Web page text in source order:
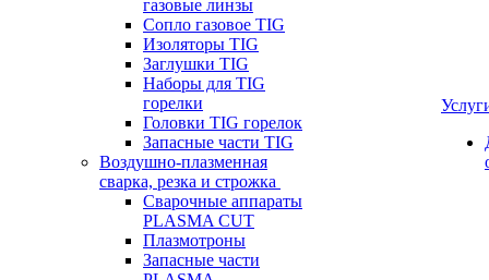
газовые линзы
Сопло газовое TIG
Изоляторы TIG
Заглушки TIG
Наборы для TIG
горелки
Головки TIG горелок
Запасные части TIG
Воздушно-плазменная
сварка, резка и строжка
Сварочные аппараты
PLASMA CUT
Плазмотроны
Запасные части